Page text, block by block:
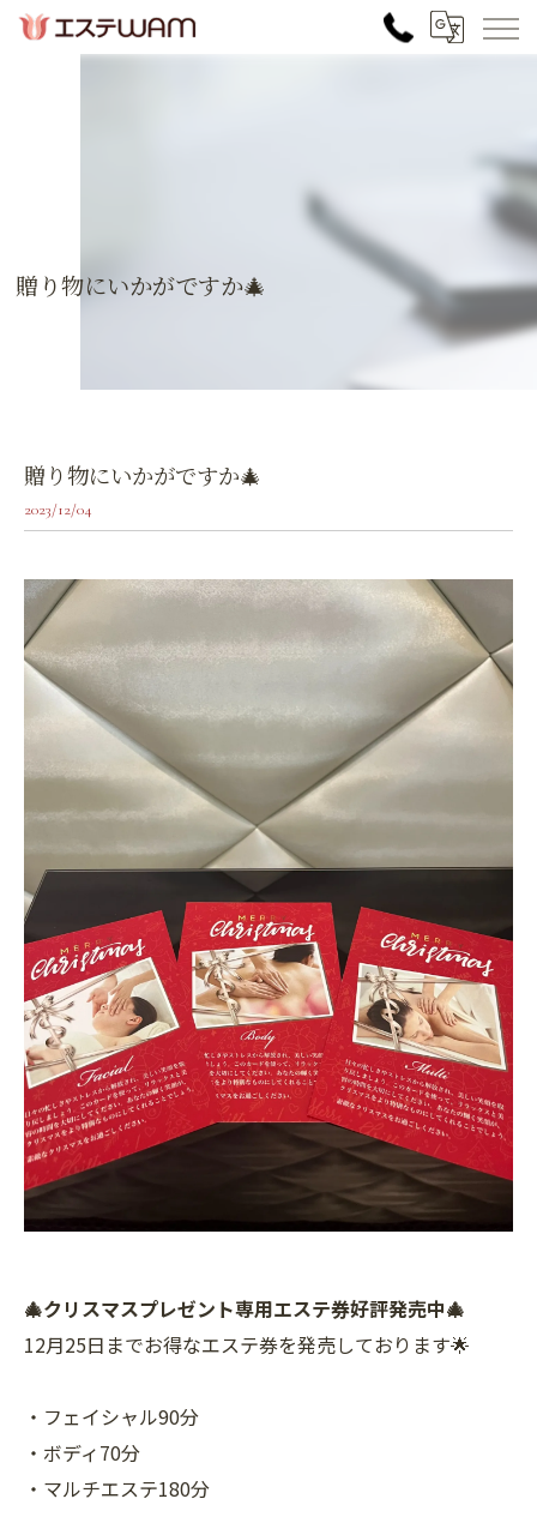
贈り物にいかがですか🎄
贈り物にいかがですか🎄
2023/12/04
🎄クリスマスプレゼント専用エステ券好評発売中🎄
12月25日までお得なエステ券を発売しております🌟
・フェイシャル90分
・ボディ70分
・マルチエステ180分